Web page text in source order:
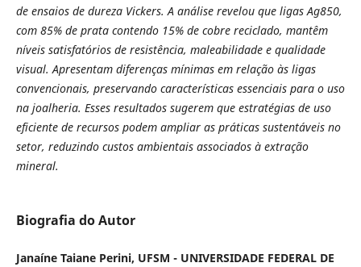
de ensaios de dureza Vickers. A análise revelou que ligas Ag850,
com 85% de prata contendo 15% de cobre reciclado, mantêm
níveis satisfatórios de resistência, maleabilidade e qualidade
visual. Apresentam diferenças mínimas em relação às ligas
convencionais, preservando características essenciais para o uso
na joalheria. Esses resultados sugerem que estratégias de uso
eficiente de recursos podem ampliar as práticas sustentáveis no
setor, reduzindo custos ambientais associados à extração
mineral.
Biografia do Autor
Janaíne Taiane Perini, UFSM - UNIVERSIDADE FEDERAL DE